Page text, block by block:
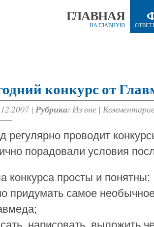
ГЛАВНАЯ
НА ГЛАВНУЮ
конкурс от
| Рубрика: Из вне |
регулярно проводит
порадовали условия
конкурса просты и понятны:
придумать самое